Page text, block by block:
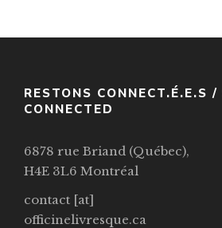
Par / By Ursula K. Le
RESTONS CONNECT.É.E.S /
CONNECTED
6878 rue Briand (Québec),
H4E 3L6 Montréal
contact [at]
officinelivresque.ca